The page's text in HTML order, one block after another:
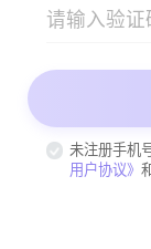
未注册手机
用户协议》